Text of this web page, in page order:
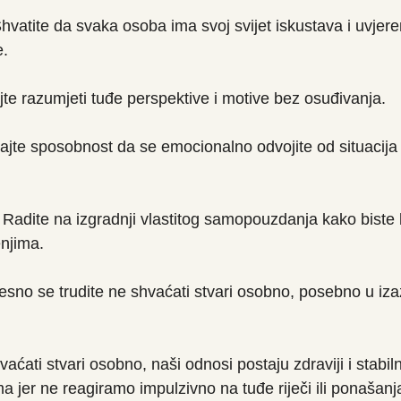
da svaka osoba ima svoj svijet iskustava i
razumjeti tuđe perspektive i motive bez osuđivanja.
sposobnost da se emocionalno odvojite od
na izgradnji vlastitog samopouzdanja kako
se trudite ne shvaćati stvari osobno, posebno u
stvari osobno, naši odnosi postaju zdraviji i
jer ne reagiramo impulzivno na tuđe riječi ili